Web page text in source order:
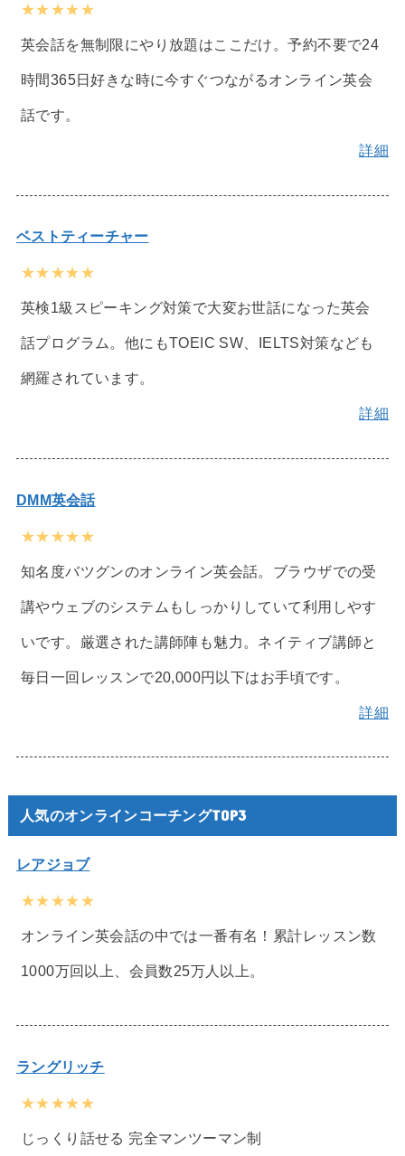
★★★★★
英会話を無制限にやり放題はここだけ。予約不要で24
時間365日好きな時に今すぐつながるオンライン英会
話です。
詳細
ベストティーチャー
★★★★★
英検1級スピーキング対策で大変お世話になった英会
話プログラム。他にもTOEIC SW、IELTS対策なども
網羅されています。
詳細
DMM英会話
★★★★★
知名度バツグンのオンライン英会話。ブラウザでの受
講やウェブのシステムもしっかりしていて利用しやす
いです。厳選された講師陣も魅力。ネイティブ講師と
毎日一回レッスンで20,000円以下はお手頃です。
詳細
人気のオンラインコーチングTOP3
レアジョブ
★★★★★
オンライン英会話の中では一番有名！累計レッスン数
1000万回以上、会員数25万人以上。
ラングリッチ
★★★★★
じっくり話せる 完全マンツーマン制